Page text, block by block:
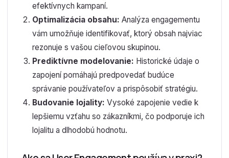
efektívnych kampaní.
Optimalizácia obsahu: Analýza engagementu
vám umožňuje identifikovať, ktorý obsah najviac
rezonuje s vašou cieľovou skupinou.
Prediktívne modelovanie: Historické údaje o
zapojení pomáhajú predpovedať budúce
správanie používateľov a prispôsobiť stratégiu.
Budovanie lojality: Vysoké zapojenie vedie k
lepšiemu vzťahu so zákazníkmi, čo podporuje ich
lojalitu a dlhodobú hodnotu.